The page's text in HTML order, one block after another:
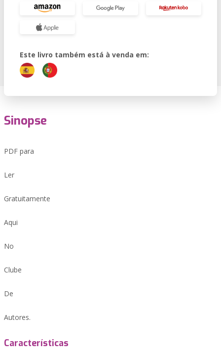
Este livro também está à venda em:
Sinopse
PDF para
Ler
Gratuitamente
Aqui
No
Clube
De
Autores.
Características